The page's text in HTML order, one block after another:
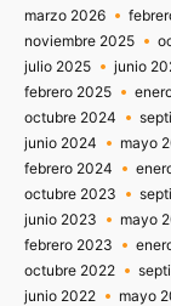
marzo 2026
noviembre 2025
julio 2025
junio
febrero 2025
octubre 2024
junio 2024
mayo
febrero 2024
octubre 2023
junio 2023
mayo
febrero 2023
octubre 2022
junio 2022
mayo